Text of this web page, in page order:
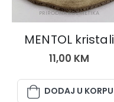
PRIRODNA KOZMETIKA
MENTOL kristali
11,00 KM
DODAJ U KORPU